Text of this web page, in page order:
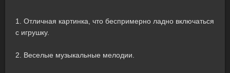
1. Отличная картинка, что беспримерно ладно включаться
с игрушку.
2. Веселые музыкальные мелодии.